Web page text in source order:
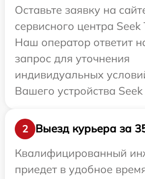
Оставьте заявку на
сервисного центра Seek
Наш оператор ответит
запрос для уточнения
индивидуальных
Вашего устройства
2
Выезд курьера за
Квалифицированный
приедет в удобное